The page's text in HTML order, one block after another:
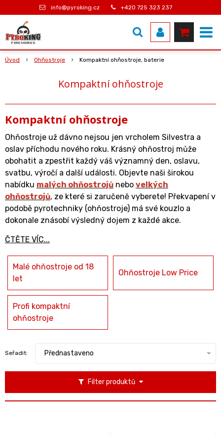
info@pyroking.cz +420 725 323 237
Úvod Ohňostroje Kompaktní ohňostroje, baterie
Kompaktní ohňostroje
Kompaktní ohňostroje
Ohňostroje už dávno nejsou jen vrcholem Silvestra a
oslav příchodu nového roku. Krásný ohňostroj může
obohatit a zpestřit každý váš významný den, oslavu,
svatbu, výročí a další události. Objevte naši širokou
nabídku malých ohňostrojů nebo velkých
ohňostrojů, ze které si zaručeně vyberete! Překvapení v
podobě pyrotechniky (ohňostroje) má své kouzlo a
dokonale znásobí výsledný dojem z každé akce.
ČTĚTE VÍC...
Malé ohňostroje od 18
let
Ohňostroje Low Price
Profi kompaktní
ohňostroje
Filter produktů
Seřadit: Přednastaveno